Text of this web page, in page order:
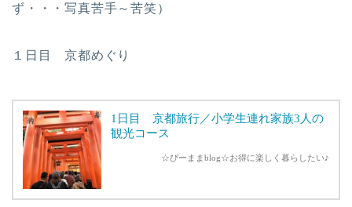
ず・・・写真苦手～苦笑）
１日目 京都めぐり
1日目 京都旅行／小学生連れ家族3人の
観光コース
☆ぴーままblog☆お得に楽しく暮らしたい♪